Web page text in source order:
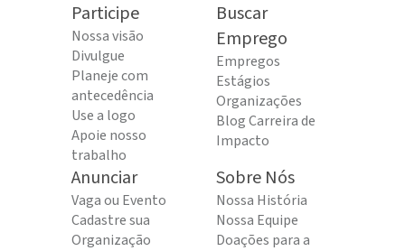
Participe
Nossa visão
Divulgue
Planeje com
antecedência
Use a logo
Apoie nosso
trabalho
Buscar
Emprego
Empregos
Estágios
Organizações
Blog Carreira de
Impacto
Anunciar
Vaga ou Evento
Cadastre sua
Organização
Sobre Nós
Nossa História
Nossa Equipe
Doações para a